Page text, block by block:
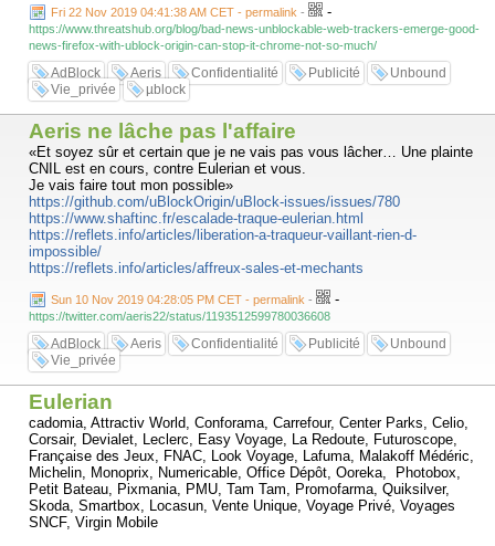
Fri 22 Nov 2019 04:41:38 AM CET - permalink - -
https://www.threatshub.org/blog/bad-news-unblockable-web-trackers-emerge-good-
news-firefox-with-ublock-origin-can-stop-it-chrome-not-so-much/
AdBlock Aeris Confidentialité Publicité
Unbound
Vie_privée
µblock
Aeris ne lâche pas l'affaire
«Et soyez sûr et certain que je ne vais pas vous lâcher… Une plainte
CNIL est en cours, contre Eulerian et vous.
Je vais faire tout mon possible»
https://github.com/uBlockOrigin/uBlock-issues/issues/780
https://www.shaftinc.fr/escalade-traque-eulerian.html
https://reflets.info/articles/liberation-a-traqueur-vaillant-rien-d-
impossible/
https://reflets.info/articles/affreux-sales-et-mechants
Sun 10 Nov 2019 04:28:05 PM CET - permalink - -
https://twitter.com/aeris22/status/1193512599780036608
AdBlock Aeris Confidentialité Publicité
Unbound
Vie_privée
Eulerian
cadomia, Attractiv World, Conforama, Carrefour, Center Parks, Celio,
Corsair, Devialet, Leclerc, Easy Voyage, La Redoute, Futuroscope,
Française des Jeux, FNAC, Look Voyage, Lafuma, Malakoff Médéric,
Michelin, Monoprix, Numericable, Office Dépôt, Ooreka, Photobox,
Petit Bateau, Pixmania, PMU, Tam Tam, Promofarma, Quiksilver,
Skoda, Smartbox, Locasun, Vente Unique, Voyage Privé, Voyages
SNCF, Virgin Mobile